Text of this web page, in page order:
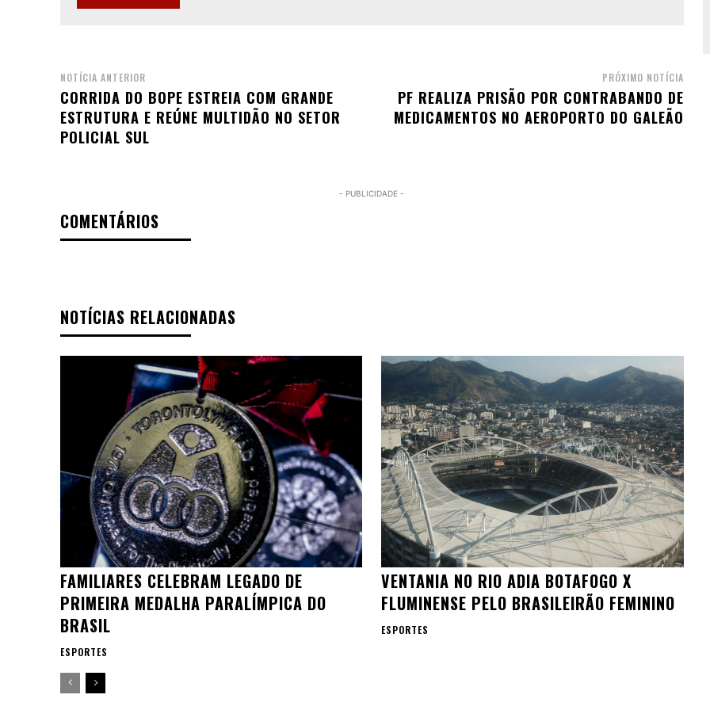
NOTÍCIA ANTERIOR
CORRIDA DO BOPE ESTREIA COM GRANDE
ESTRUTURA E REÚNE MULTIDÃO NO SETOR
POLICIAL SUL
PRÓXIMO NOTÍCIA
PF REALIZA PRISÃO POR CONTRABANDO DE
MEDICAMENTOS NO AEROPORTO DO GALEÃO
- PUBLICIDADE -
COMENTÁRIOS
NOTÍCIAS RELACIONADAS
FAMILIARES CELEBRAM LEGADO DE
PRIMEIRA MEDALHA PARALÍMPICA DO
BRASIL
ESPORTES
VENTANIA NO RIO ADIA BOTAFOGO X
FLUMINENSE PELO BRASILEIRÃO FEMININO
ESPORTES